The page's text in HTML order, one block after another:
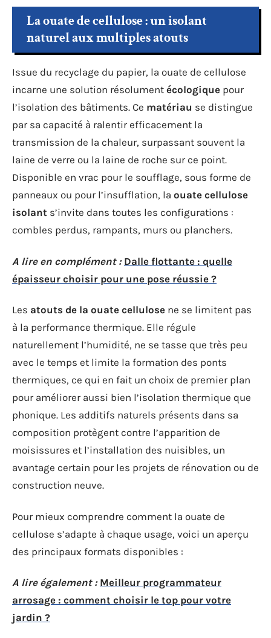
La ouate de cellulose : un isolant
naturel aux multiples atouts
Issue du recyclage du papier, la ouate de cellulose
incarne une solution résolument écologique pour
l’isolation des bâtiments. Ce matériau se distingue
par sa capacité à ralentir efficacement la
transmission de la chaleur, surpassant souvent la
laine de verre ou la laine de roche sur ce point.
Disponible en vrac pour le soufflage, sous forme de
panneaux ou pour l’insufflation, la ouate cellulose
isolant s’invite dans toutes les configurations :
combles perdus, rampants, murs ou planchers.
A lire en complément : Dalle flottante : quelle
épaisseur choisir pour une pose réussie ?
Les atouts de la ouate cellulose ne se limitent pas
à la performance thermique. Elle régule
naturellement l’humidité, ne se tasse que très peu
avec le temps et limite la formation des ponts
thermiques, ce qui en fait un choix de premier plan
pour améliorer aussi bien l’isolation thermique que
phonique. Les additifs naturels présents dans sa
composition protègent contre l’apparition de
moisissures et l’installation des nuisibles, un
avantage certain pour les projets de rénovation ou de
construction neuve.
Pour mieux comprendre comment la ouate de
cellulose s’adapte à chaque usage, voici un aperçu
des principaux formats disponibles :
A lire également : Meilleur programmateur
arrosage : comment choisir le top pour votre
jardin ?